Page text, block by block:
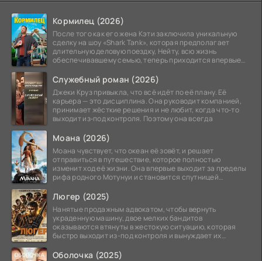
Кормилец (2026)
После того как его жена Кэти заключила уникальную
сделку на шоу «Shark Tank», которая предполагает
длительную деловую поездку, Нейту, всю жизнь
обеспечивавшему семью, теперь приходится впервые
Служебный роман (2026)
Джеки Круз привыкла, что всё идёт по её плану. Её
карьера — это дисциплина. Она руководит компанией,
принимает жёсткие решения и не любит, когда что‑то
выходит из‑под контроля. Поэтому она всегда
Моана (2026)
Моана чувствует, что океан её зовёт, и решает
отправиться в путешествие, которое полностью
изменит ход её жизни. Она впервые выходит за пределы
рифа родного Мотунуи и становится спутницей
Люгер (2025)
Нанятые продажным адвокатом, чтобы вернуть
украденную машину, двое мелких бандитов
оказываются втянуты в жестокую ситуацию, которая
быстро выходит из-под контроля и вынуждает их
Оболочка (2025)